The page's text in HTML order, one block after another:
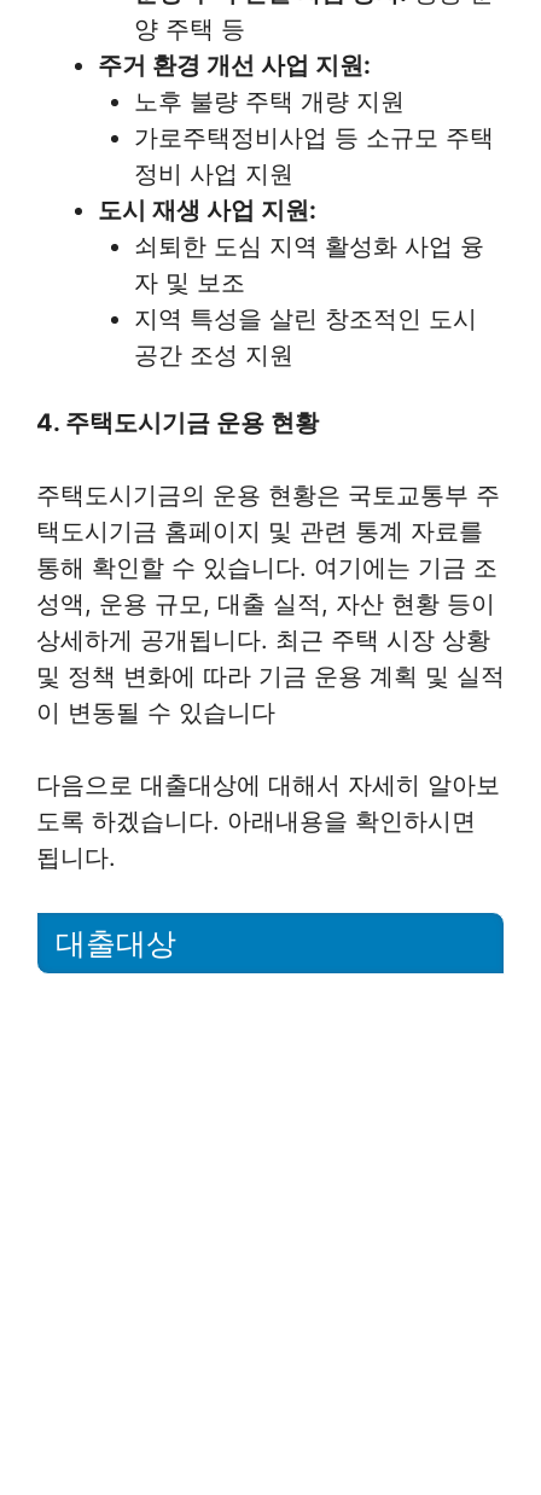
양 주택 등
주거 환경 개선 사업 지원:
노후 불량 주택 개량 지원
가로주택정비사업 등 소규모 주택
정비 사업 지원
도시 재생 사업 지원:
쇠퇴한 도심 지역 활성화 사업 융
자 및 보조
지역 특성을 살린 창조적인 도시
공간 조성 지원
4. 주택도시기금 운용 현황
주택도시기금의 운용 현황은 국토교통부 주
택도시기금 홈페이지 및 관련 통계 자료를
통해 확인할 수 있습니다. 여기에는 기금 조
성액, 운용 규모, 대출 실적, 자산 현황 등이
상세하게 공개됩니다. 최근 주택 시장 상황
및 정책 변화에 따라 기금 운용 계획 및 실적
이 변동될 수 있습니다
다음으로 대출대상에 대해서 자세히 알아보
도록 하겠습니다. 아래내용을 확인하시면
됩니다.
대출대상